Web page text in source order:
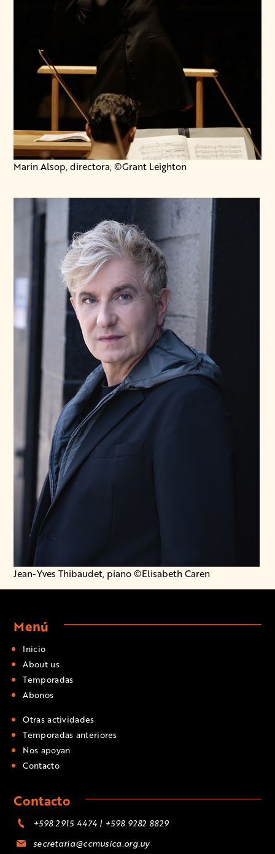
Marin Alsop, directora, ©Grant Leighton
Jean-Yves Thibaudet, piano ©Elisabeth Caren
Menú
Inicio
About us
Temporadas
Abonos
Otras actividades
Temporadas anteriores
Nos apoyan
Contacto
Contacto
+598 2915 4474 | +598 9282 8829
secretaria@ccmusica.org.uy